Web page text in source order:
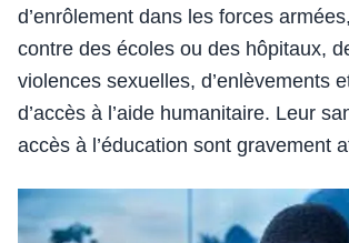
d’enrôlement dans les forces
contre des écoles ou des hôpitaux,
violences sexuelles, d’enlèvements
d’accès à l’aide humanitaire. Leur
accès à l’éducation sont gravement